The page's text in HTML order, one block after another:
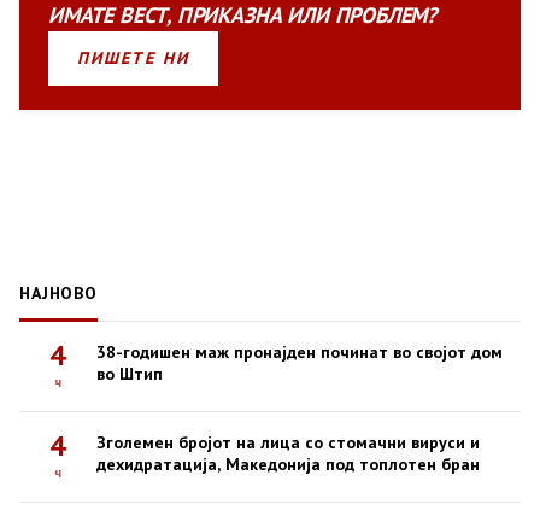
ИМАТЕВЕСТ, ПРИКАЗНАИЛИПРОБЛЕМ?
ПИШЕТЕ НИ
НАЈНОВО
4
ч
38-годишен маж пронајден починат во својот дом
во Штип
4
ч
Зголемен бројот на лица со стомачни вируси и
дехидратација, Македонија под топлотен бран